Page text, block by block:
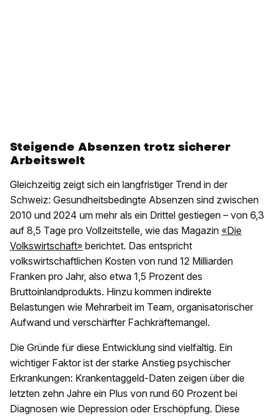
Steigende Absenzen trotz sicherer
Arbeitswelt
Gleichzeitig zeigt sich ein langfristiger Trend in der
Schweiz: Gesundheitsbedingte Absenzen sind zwischen
2010 und 2024 um mehr als ein Drittel gestiegen – von 6,3
auf 8,5 Tage pro Vollzeitstelle, wie das Magazin «Die
Volkswirtschaft» berichtet. Das entspricht
volkswirtschaftlichen Kosten von rund 12 Milliarden
Franken pro Jahr, also etwa 1,5 Prozent des
Bruttoinlandprodukts. Hinzu kommen indirekte
Belastungen wie Mehrarbeit im Team, organisatorischer
Aufwand und verschärfter Fachkräftemangel.
Die Gründe für diese Entwicklung sind vielfältig. Ein
wichtiger Faktor ist der starke Anstieg psychischer
Erkrankungen: Krankentaggeld-Daten zeigen über die
letzten zehn Jahre ein Plus von rund 60 Prozent bei
Diagnosen wie Depression oder Erschöpfung. Diese